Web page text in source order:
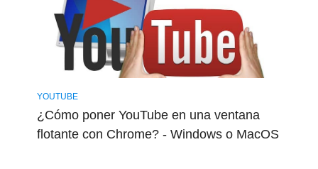
YOUTUBE
¿Cómo poner YouTube en una ventana
flotante con Chrome? - Windows o MacOS